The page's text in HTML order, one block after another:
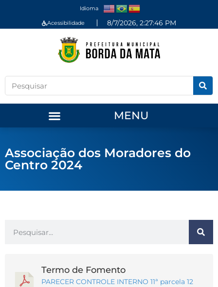
Idioma
Acessibilidade 8/7/2026, 2:27:47 PM
MENU
Associação dos Moradores do
Centro 2024
Termo de Fomento
PARECER CONTROLE INTERNO 11ª parcela 12